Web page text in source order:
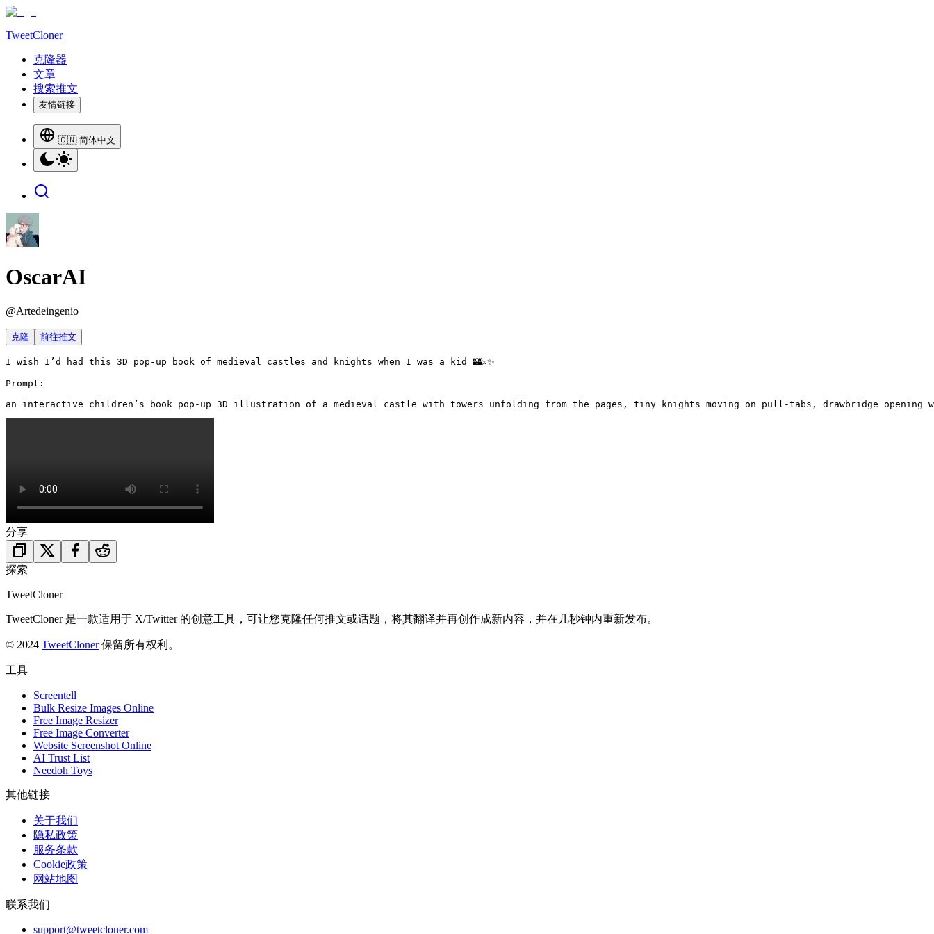
TweetCloner
克隆器
文章
搜索推文
友情链接
🇨🇳 简体中文
OscarAI
@Artedeingenio
克隆 前往推文
I wish I’d had this 3D pop-up book of medieval castles and knights when I was a kid 🏰⚔️✨
Prompt:
an interactive children’s book pop-up 3D illustration of a medieval castle with towers unfolding from the pages, tiny knights moving on pull-tabs, drawbridge
分享
探索
TweetCloner
TweetCloner 是一款适用于 X/Twitter 的创意工具，可让您克隆任何推文或话题，将其翻译并再创作成新内容，并在几秒钟内重新发布。
© 2024 TweetCloner 保留所有权利。
工具
Screentell
Bulk Resize Images Online
Free Image Resizer
Free Image Converter
Website Screenshot Online
AI Trust List
Needoh Toys
其他链接
关于我们
隐私政策
服务条款
Cookie政策
网站地图
联系我们
support@tweetcloner.com